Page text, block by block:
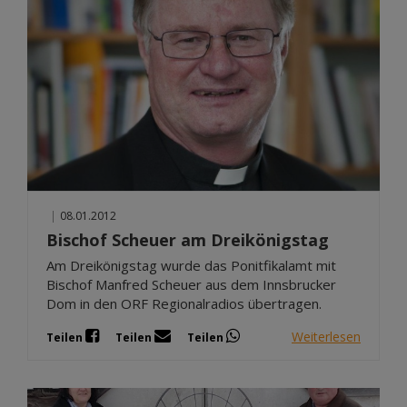
| 08.01.2012
Bischof Scheuer am Dreikönigstag
Am Dreikönigstag wurde das Ponitfikalamt mit
Bischof Manfred Scheuer aus dem Innsbrucker
Dom in den ORF Regionalradios übertragen.
Teilen Teilen Teilen Weiterlesen